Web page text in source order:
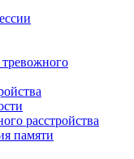
расстройства
памяти